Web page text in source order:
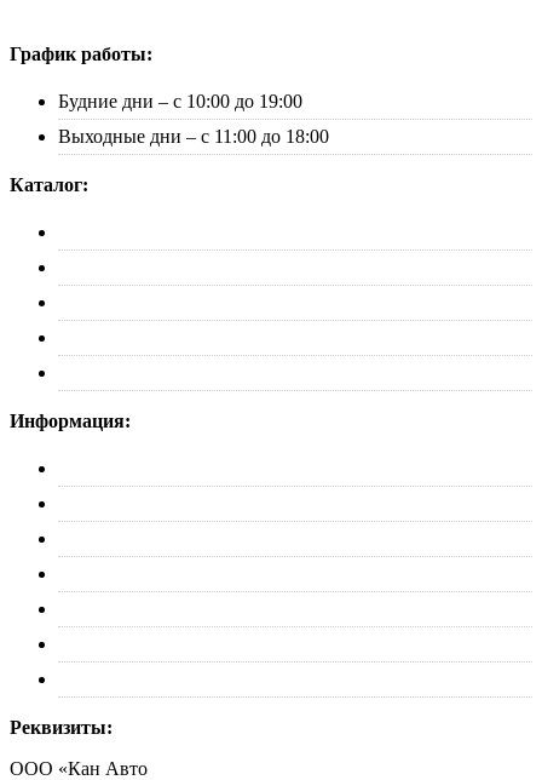
График работы:
Будние дни – с 10:00 до 19:00
Выходные дни – с 11:00 до 18:00
Каталог:
Информация:
Реквизиты:
ООО «Кан Авто